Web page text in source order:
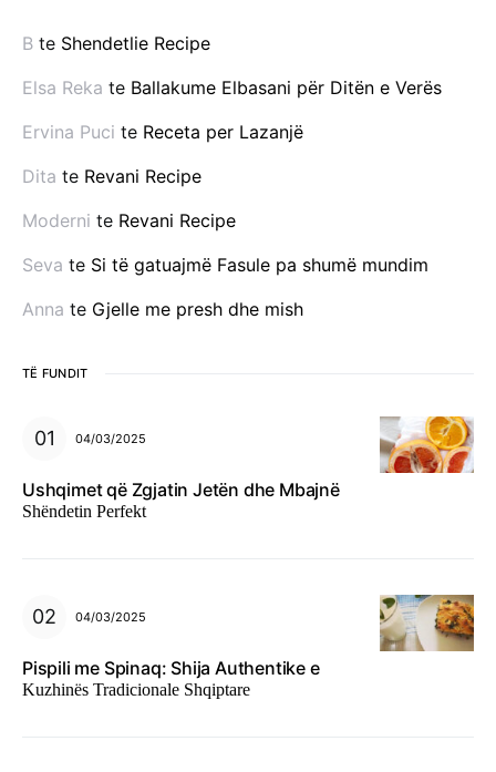
B te Shendetlie Recipe
Elsa Reka te Ballakume Elbasani për Ditën e Verës
Ervina Puci te Receta per Lazanjë
Dita te Revani Recipe
Moderni te Revani Recipe
Seva te Si të gatuajmë Fasule pa shumë mundim
Anna te Gjelle me presh dhe mish
TË FUNDIT
04/03/2025
Ushqimet që Zgjatin Jetën dhe Mbajnë
Shëndetin Perfekt
04/03/2025
Pispili me Spinaq: Shija Authentike e
Kuzhinës Tradicionale Shqiptare